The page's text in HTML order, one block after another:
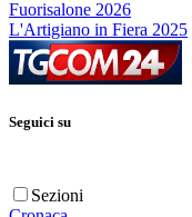
Fuorisalone 2026
L'Artigiano in Fiera 2025
Seguici su
Sezioni